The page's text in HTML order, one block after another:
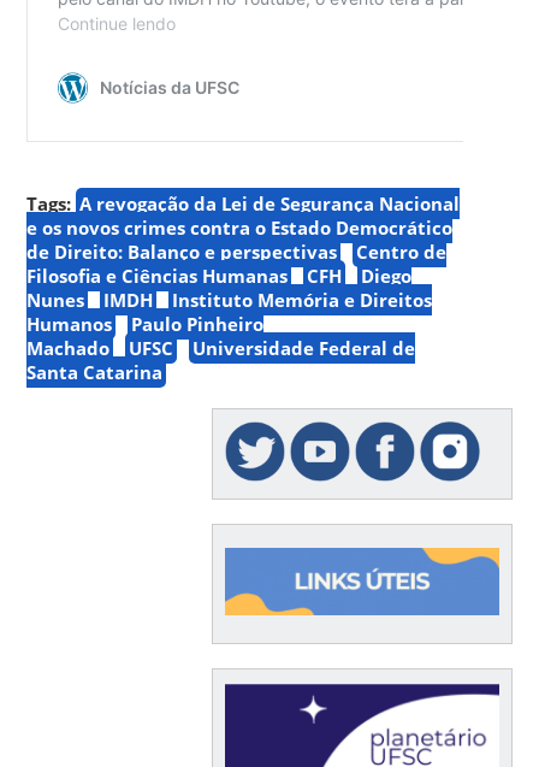
Tags: A revogação da Lei de Segurança Nacional
e os novos crimes contra o Estado Democrático
de Direito: Balanço e perspectivas
Centro de
Filosofia e Ciências Humanas
CFH
Diego
Nunes
IMDH
Instituto Memória e Direitos
Humanos
Paulo Pinheiro
Machado
UFSC
Universidade Federal de
Santa Catarina